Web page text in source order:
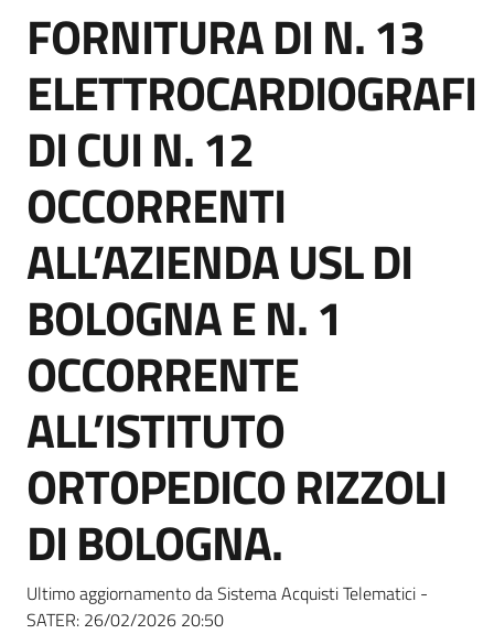
strumenti
di
Supporto
Piattaforme
telematiche
English
site
Seguici
su
Salta al contenuto
FORNITURA DI N. 13
ELETTROCARDIOGRAFI
DI CUI N. 12
OCCORRENTI
ALL’AZIENDA USL DI
BOLOGNA E N. 1
OCCORRENTE
ALL’ISTITUTO
ORTOPEDICO RIZZOLI
DI BOLOGNA.
Ultimo aggiornamento da Sistema Acquisti Telematici -
SATER: 26/02/2026 20:50